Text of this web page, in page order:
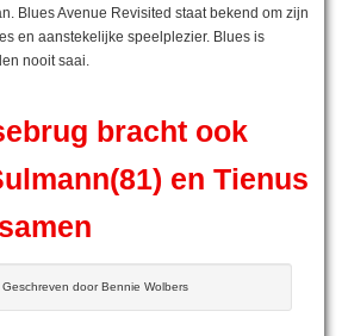
Blues Avenue Revisited staat bekend om zijn
en aanstekelijke speelplezier. Blues is
nooit saai.
bracht ook
en Tienus
door Bennie Wolbers